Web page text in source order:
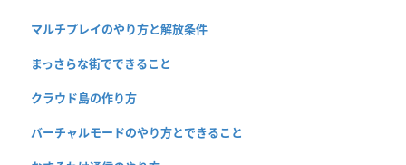
マルチプレイのやり方と解放条件
まっさらな街でできること
クラウド島の作り方
バーチャルモードのやり方とできること